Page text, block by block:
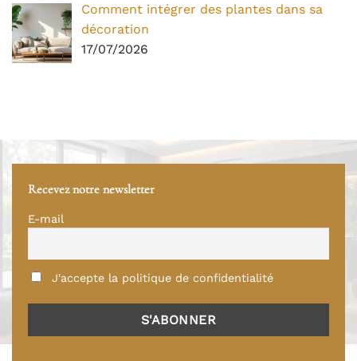
Comment intégrer des plantes dans sa
décoration
17/07/2026
Recevez notre newsletter
E-mail
J'accepte la politique de confidentialité